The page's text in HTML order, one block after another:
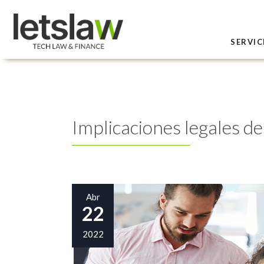
Implicaciones legales
Abr
22
2022